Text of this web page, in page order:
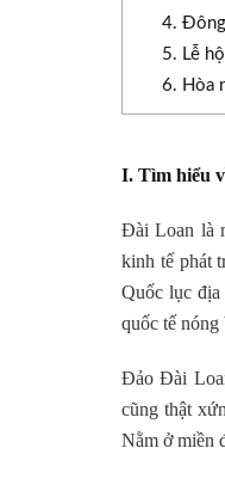
4.
5. Lễ
6. Hòa
I. Tìm hiểu
Đài Loan là
kinh tế phát
Quốc lục
quốc tế nóng
Đảo Đài
cũng thật
Nằm ở miền